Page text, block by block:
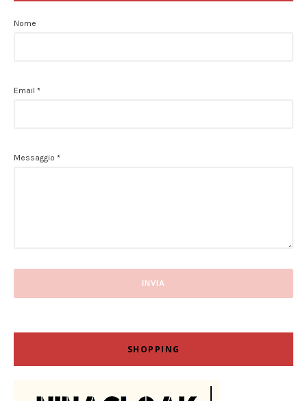
Nome
Email *
Messaggio *
SHOPPING